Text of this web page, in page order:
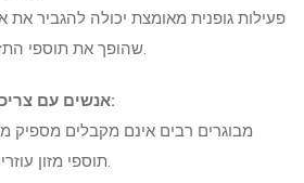
פעילות גופנית מאומצת יכולה להגביר את
שהופך את תוספי התזונה לחשובים יותר.
אנשים עם צריכה תזונתית נמוכה:
מבוגרים רבים אינם מקבלים מספיק
תוספי מזון עוזרים למלא את החסר.